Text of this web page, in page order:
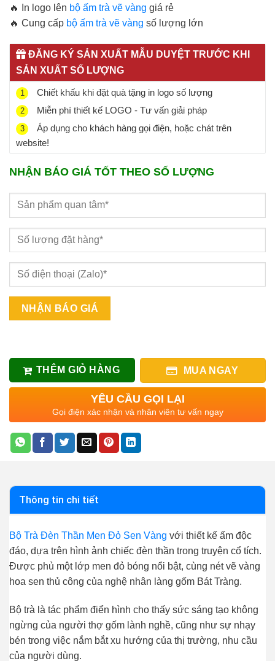
🔥 In logo lên bộ ấm trà vẽ vàng giá rẻ
🔥 Cung cấp bộ ấm trà vẽ vàng số lượng lớn
ĐĂNG KÝ SẢN XUẤT MẪU DUYỆT TRƯỚC KHI
SẢN XUẤT SỐ LƯỢNG
1 Chiết khấu khi đặt quà tặng in logo số lượng
2 Miễn phí thiết kế LOGO - Tư vấn giải pháp
3
Áp dụng cho khách hàng gọi điện, hoặc chát trên
website!
NHẬN BÁO GIÁ TỐT THEO SỐ LƯỢNG
THÊM GIỎ HÀNG MUA NGAY
YÊU CẦU GỌI LẠI
Gọi điện xác nhận và nhân viên tư vấn ngay
Thông tin chi tiết
Bộ Trà Đèn Thần Men Đỏ Sen Vàng với thiết kế ấm độc
đáo, dựa trên hình ảnh chiếc đèn thần trong truyện cổ tích.
Được phủ một lớp men đỏ bóng nổi bật, cùng nét vẽ vàng
hoa sen thủ công của nghệ nhân làng gốm Bát Tràng.
Bộ trà là tác phẩm điển hình cho thấy sức sáng tạo không
ngừng của người thợ gốm lành nghề, cũng như sự nhạy
bén trong việc nắm bắt xu hướng của thị trường, nhu cầu
của người dùng.